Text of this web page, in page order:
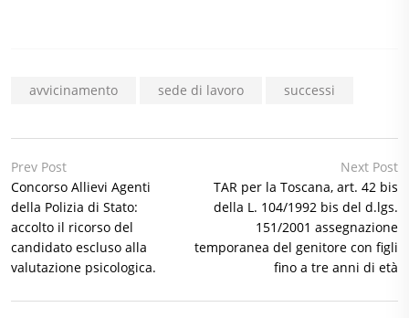
avvicinamento sede di lavoro successi
Prev Post
Concorso Allievi Agenti
della Polizia di Stato:
accolto il ricorso del
candidato escluso alla
valutazione psicologica.
Next Post
TAR per la Toscana, art. 42 bis
della L. 104/1992 bis del d.lgs.
151/2001 assegnazione
temporanea del genitore con figli
fino a tre anni di età